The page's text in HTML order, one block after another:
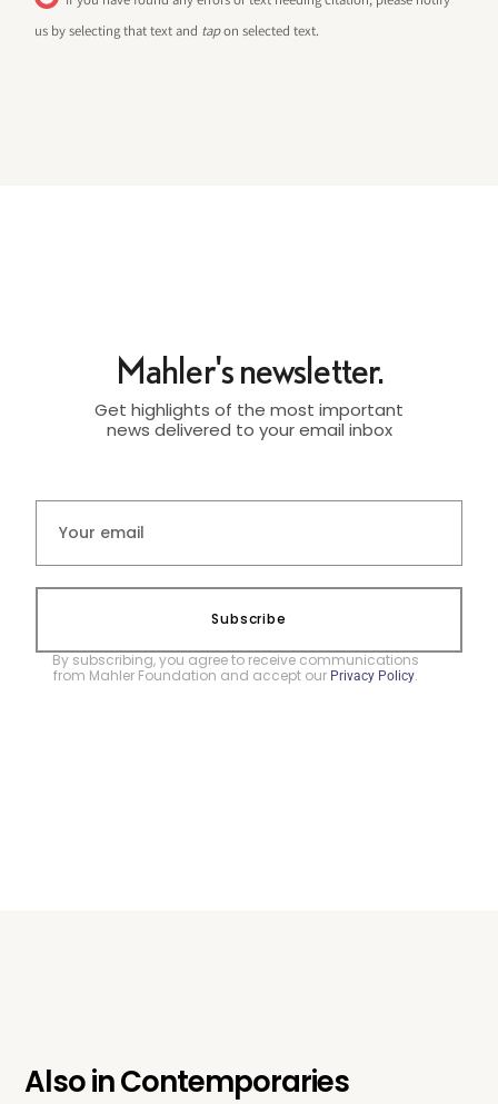
us by selecting that text and tapon selected text.
Mahler's newsletter.
Get highlights of the most important
news delivered to your email inbox
Subscribe
By subscribing, you agree to receive communications
from Mahler Foundation and accept our Privacy Policy.
Also inContemporaries